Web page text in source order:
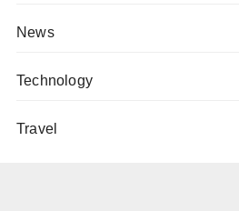
News
Technology
Travel